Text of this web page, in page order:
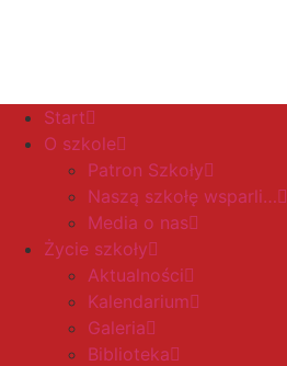
Start
O szkole
Patron Szkoły
Naszą szkołę wsparli…
Media o nas
Życie szkoły
Aktualności
Kalendarium
Galeria
Biblioteka